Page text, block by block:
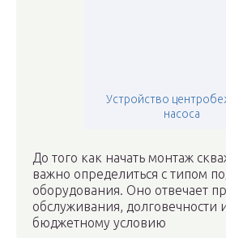
Устройство
насоса
До того как начать монтаж
важно определиться с типом
оборудования. Оно отвечает
обслуживания, долговечности
бюджетному условию